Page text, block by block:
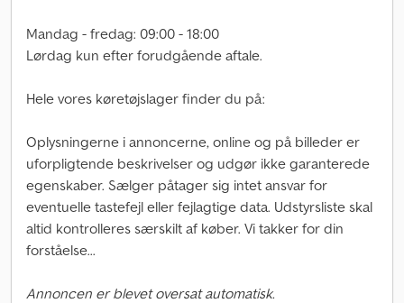
Mandag - fredag: 09:00 - 18:00
Lørdag kun efter forudgående aftale.
Hele vores køretøjslager finder du på:
Oplysningerne i annoncerne, online og på billeder er
uforpligtende beskrivelser og udgør ikke garanterede
egenskaber. Sælger påtager sig intet ansvar for
eventuelle tastefejl eller fejlagtige data. Udstyrsliste skal
altid kontrolleres særskilt af køber. Vi takker for din
forståelse...
Annoncen er blevet oversat automatisk.